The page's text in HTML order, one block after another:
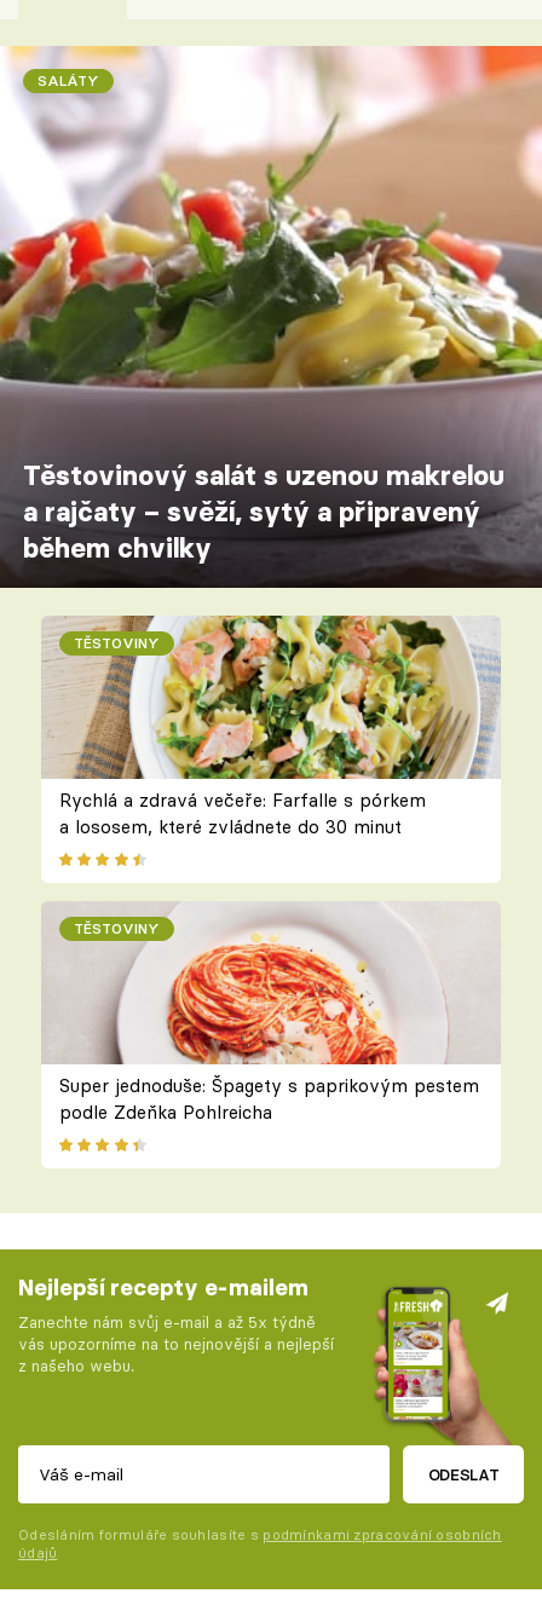
SALÁTY
Těstovinový salát s uzenou makrelou
a rajčaty – svěží, sytý a připravený
během chvilky
TĚSTOVINY
Rychlá a zdravá večeře: Farfalle s pórkem
a lososem, které zvládnete do 30 minut
TĚSTOVINY
Super jednoduše: Špagety s paprikovým pestem
podle Zdeňka Pohlreicha
Nejlepší recepty e-mailem
Zanechte nám svůj e-mail a až 5x týdně
vás upozorníme na to nejnovější a nejlepší
z našeho webu.
ODESLAT
Odesláním formuláře souhlasíte s podmínkami zpracování osobních
údajů